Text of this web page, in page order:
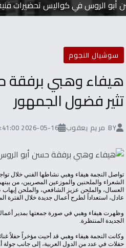
سوشيال النجوم
‬تثير‭ ‬فضول‭ ‬الجمهور
BY مريم يعقوب 2026-05-16 19:41:00
‬عادل،‭ ‬استعداداً‭ ‬لطرح‭ ‬أعمال‭ ‬جديدة‭ ‬خلال‭ ‬الفترة‭ ‬المقبلة‭.‬
‬الجديدة‭ ‬المنتظرة‭.‬
‬حفلات‭ ‬في‭ ‬عدد‭ ‬من‭ ‬الدول‭ ‬العربية،‭ ‬إلى‭ ‬جانب‭ ‬جولة‭ ‬أوروبية‭ ‬وأمريكية‭ ‬ضمن‭ ‬نشاطها‭ ‬الفني‭ ‬لصيف‭ ‬2026‭.‬